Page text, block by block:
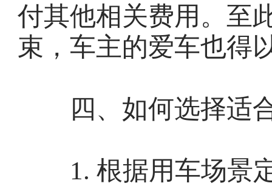
付其他相关费用。至
束，车主的爱车也得
四、如何选择适合
1. 根据用车场景